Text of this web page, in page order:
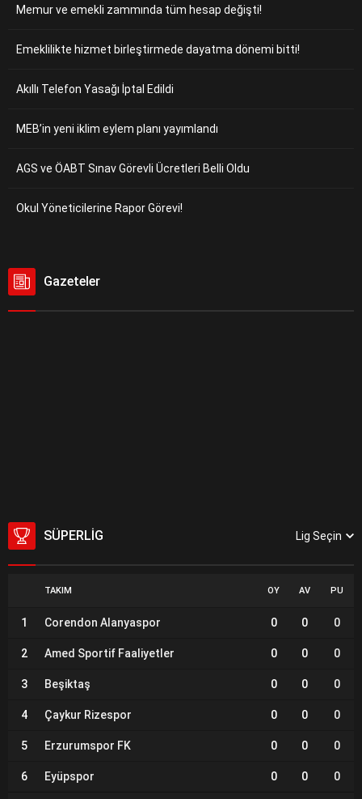
Memur ve emekli zammında tüm hesap değişti!
Emeklilikte hizmet birleştirmede dayatma dönemi bitti!
Akıllı Telefon Yasağı İptal Edildi
MEB’in yeni iklim eylem planı yayımlandı
AGS ve ÖABT Sınav Görevli Ücretleri Belli Oldu
Okul Yöneticilerine Rapor Görevi!
Gazeteler
SÜPERLIG Lig Seçin
TAKIM OY AV PU
1 Corendon Alanyaspor 0 0 0
2 Amed Sportif Faaliyetler 0 0 0
3 Beşiktaş 0 0 0
4 Çaykur Rizespor 0 0 0
5 Erzurumspor FK 0 0 0
6 Eyüpspor 0 0 0